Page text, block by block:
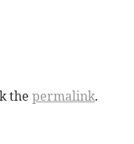
the permalink.